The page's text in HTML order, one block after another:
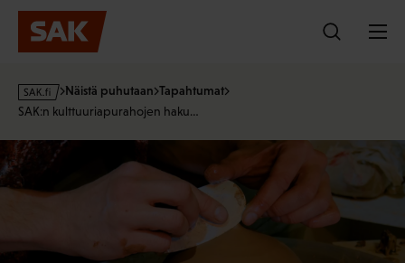
Hyppää
sisältöön
s
a
·
Näistä puhutaan Tapahtumat
SAK:n kulttuuriapurahojen haku…